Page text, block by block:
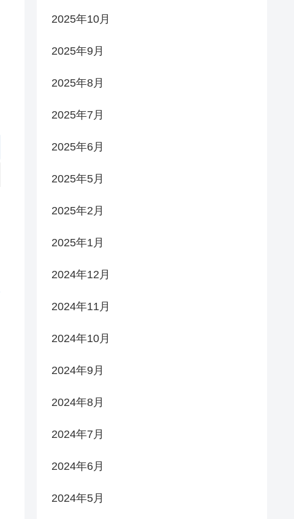
2025年10月
2025年9月
2025年8月
2025年7月
2025年6月
2025年5月
2025年2月
2025年1月
2024年12月
2024年11月
2024年10月
2024年9月
2024年8月
2024年7月
2024年6月
2024年5月